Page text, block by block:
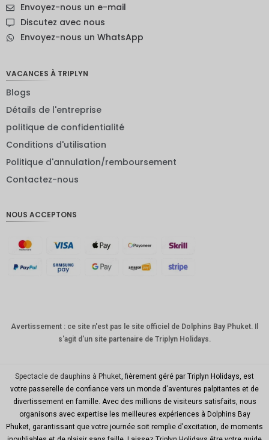
Dollar
zélandai
EUR
indienne
IDR
KRW
chinois
TWD
MYR
Envoyez-nous un e-mail
Discutez avec nous
Envoyez-nous un WhatsApp
VACANCES À TRIPLYN
Blogs
Détails de l'entreprise
politique de confidentialité
Conditions d'utilisation
Politique d'annulation/remboursement
Contactez-nous
NOUS ACCEPTONS
Avertissement : ce site n'est pas le site officiel de Dolphins Bay Phuket. Il
s'agit d'un site partenaire de Triplyn Holidays.
Spectacle de dauphins à Phuket , fièrement géré par Triplyn Holidays, est
votre passerelle de confiance vers un monde d'aventures palpitantes et de
divertissement en famille. Avec des millions de visiteurs satisfaits, nous
organisons avec expertise les meilleures expériences à Dolphins Bay
Phuket, garantissant que votre journée soit remplie d'excitation, de moments